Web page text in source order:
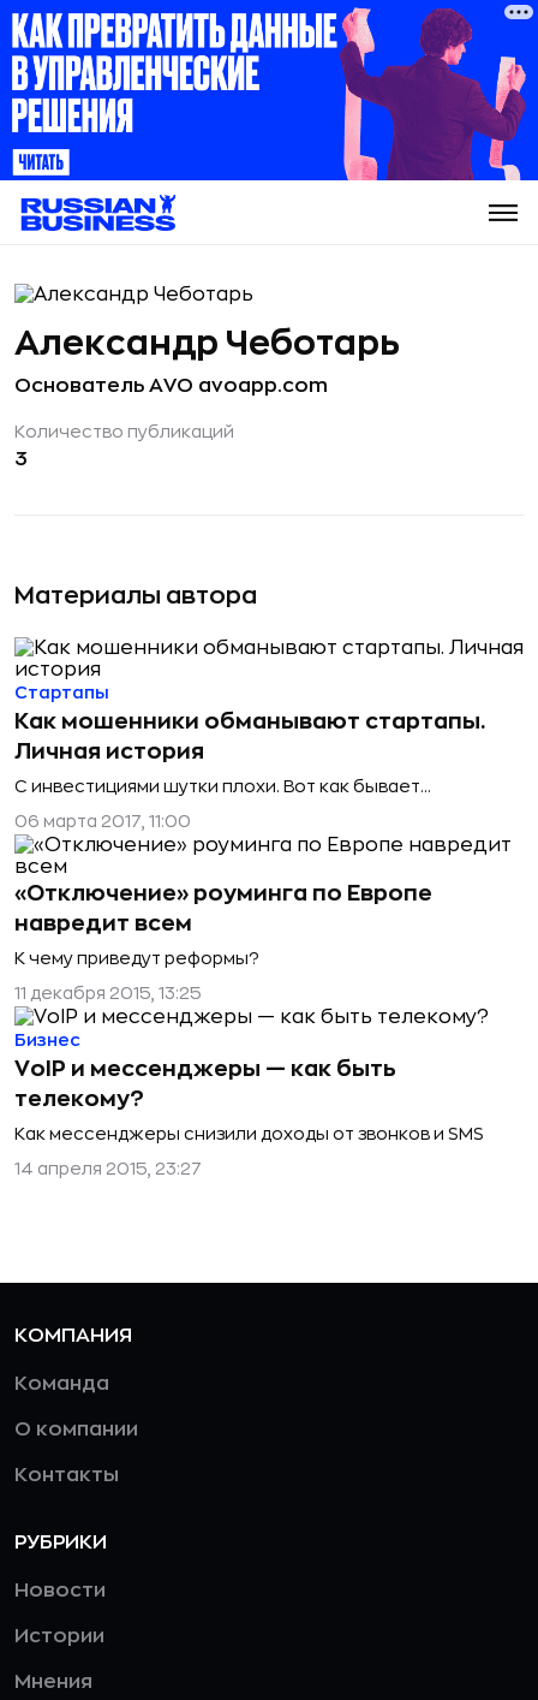
Материалы автора
Как мошенники обманывают стартапы.
Личная история
С инвестициями шутки плохи. Вот как бывает...
Стартапы
06 марта 2017, 11:00
«Отключение» роуминга по Европе
навредит всем
К чему приведут реформы?
11 декабря 2015, 13:25
VoIP и мессенджеры — как быть
телекому?
Как мессенджеры снизили доходы от звонков и SMS
Бизнес
14 апреля 2015, 23:27
Александр Чеботарь
Ocнователь AVO avoapp.com
Количество публикаций
3
КОМПАНИЯ
Команда
О компании
Контакты
РУБРИКИ
Новости
Истории
Мнения